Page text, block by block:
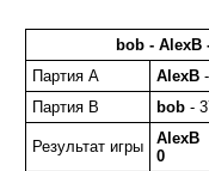
bob - AlexB
Партия A
AlexB
Партия B
bob -
Результат игры
AlexB
0